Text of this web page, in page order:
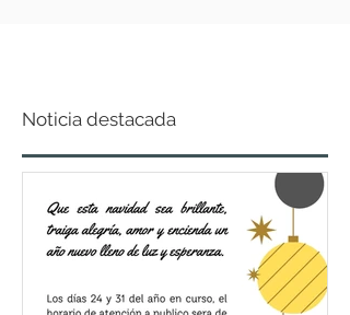
Noticia destacada